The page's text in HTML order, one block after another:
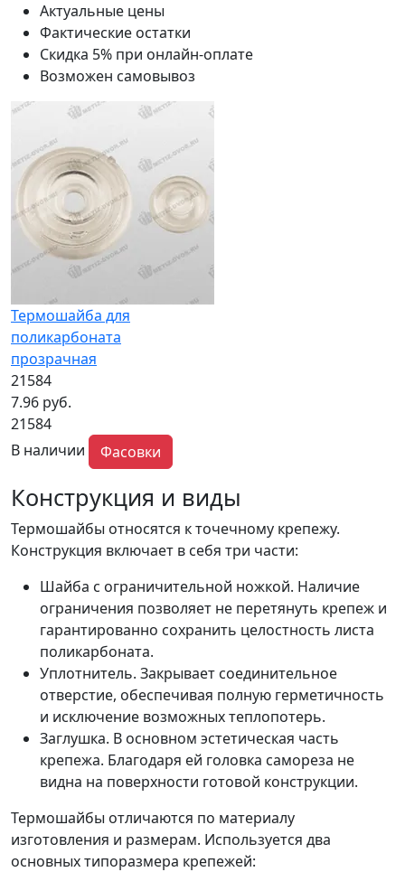
Актуальные цены
Фактические остатки
Скидка 5% при онлайн-оплате
Возможен самовывоз
Термошайба для
поликарбоната
прозрачная
21584
7.96 руб.
21584
В наличии
Фасовки
Конструкция и виды
Термошайбы относятся к точечному крепежу.
Конструкция включает в себя три части:
Шайба с ограничительной ножкой. Наличие
ограничения позволяет не перетянуть крепеж и
гарантированно сохранить целостность листа
поликарбоната.
Уплотнитель. Закрывает соединительное
отверстие, обеспечивая полную герметичность
и исключение возможных теплопотерь.
Заглушка. В основном эстетическая часть
крепежа. Благодаря ей головка самореза не
видна на поверхности готовой конструкции.
Термошайбы отличаются по материалу
изготовления и размерам. Используется два
основных типоразмера крепежей: